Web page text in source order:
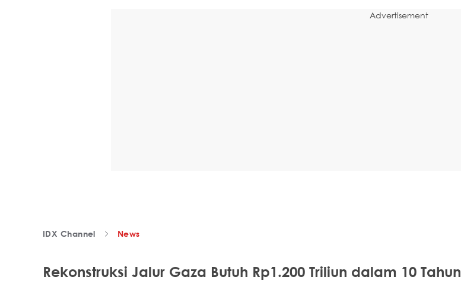
Advertisement
IDX Channel News
Rekonstruksi Jalur Gaza Butuh Rp1.200 Triliun dalam 10 Tahun